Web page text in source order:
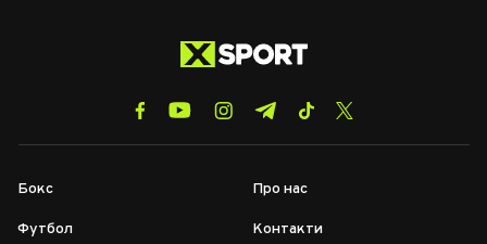
Бокс
Футбол
Про нас
Контакти